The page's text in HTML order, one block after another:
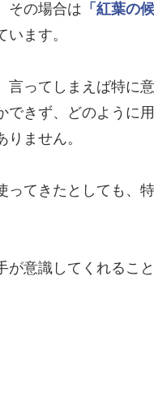
その場合は 「紅葉の
ます。
言ってしまえば特に
できず、どのように
ません。
ってきたとしても、
意識してくれるこ